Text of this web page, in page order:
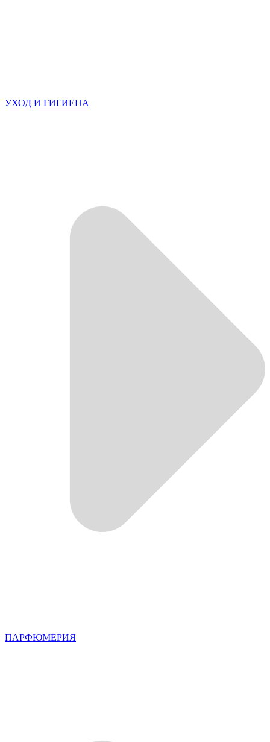
УХОД И ГИГИЕНА
ПАРФЮМЕРИЯ